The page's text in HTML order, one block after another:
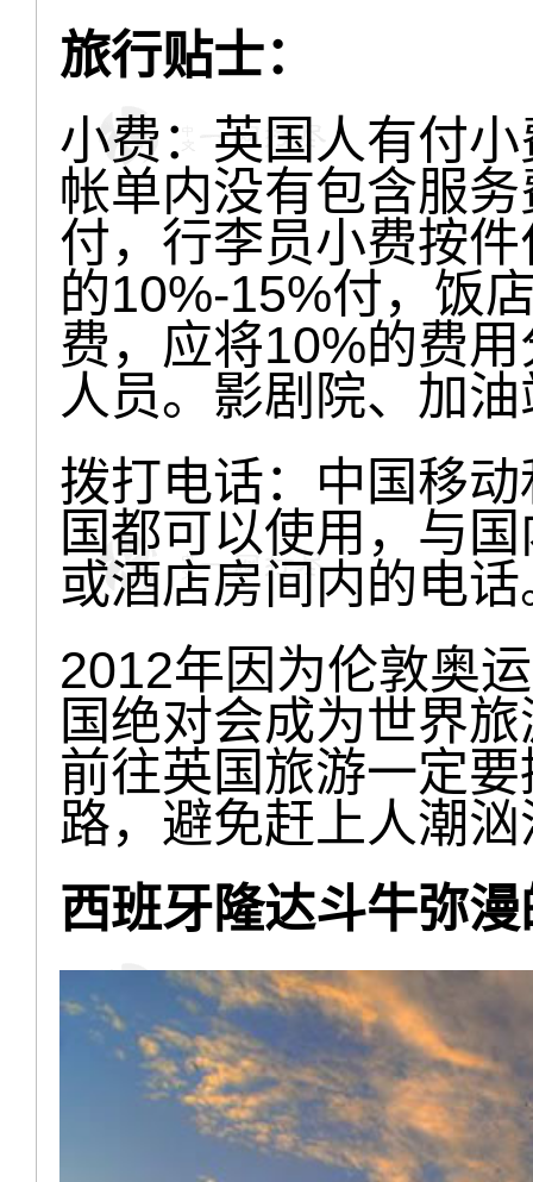
旅行贴士：
小费：英国人有付
帐单内没有包含服
付，行李员小费按
的10%-15%付，饭
费，应将10%的费
人员。影剧院、加
拨打电话：中国移
国都可以使用，与
或酒店房间内的电话
2012年因为伦敦奥
国绝对会成为世界
前往英国旅游一定
路，避免赶上人潮
西班牙隆达斗牛弥